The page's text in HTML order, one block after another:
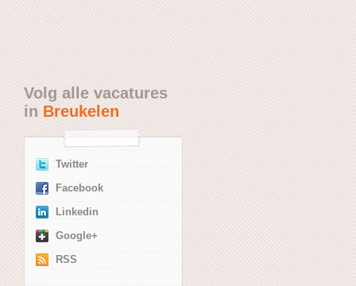
Volg alle vacatures
in Breukelen
Twitter
Facebook
Linkedin
Google+
RSS